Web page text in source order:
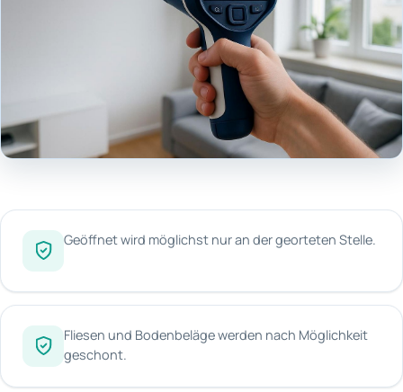
Geöffnet wird möglichst nur an der georteten Stelle.
Fliesen und Bodenbeläge werden nach Möglichkeit
geschont.